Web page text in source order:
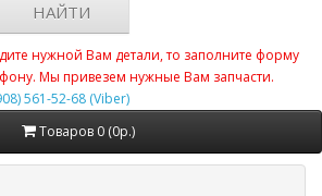
НАЙТИ
нужной Вам детали, то заполните форму
Мы привезем нужные Вам запчасти.
561-52-68 (Viber)
Товаров 0 (0р.)